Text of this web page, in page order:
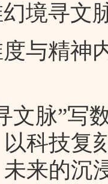
境寻文
与精神
文脉”写
科技复
来的沉